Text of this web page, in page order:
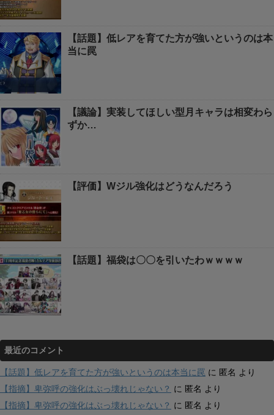
【話題】低レアを育てた方が強いというのは本
当に罠
【議論】実装してほしい型月キャラは相変わら
ずか…
【評価】Wジル強化はどうなんだろう
【話題】福袋は〇〇を引いたわｗｗｗｗ
最近のコメント
【話題】低レアを育てた方が強いというのは本当に罠 に 匿名 より
【指摘】卑弥呼の強化はぶっ壊れじゃない？ に 匿名 より
【指摘】卑弥呼の強化はぶっ壊れじゃない？ に 匿名 より